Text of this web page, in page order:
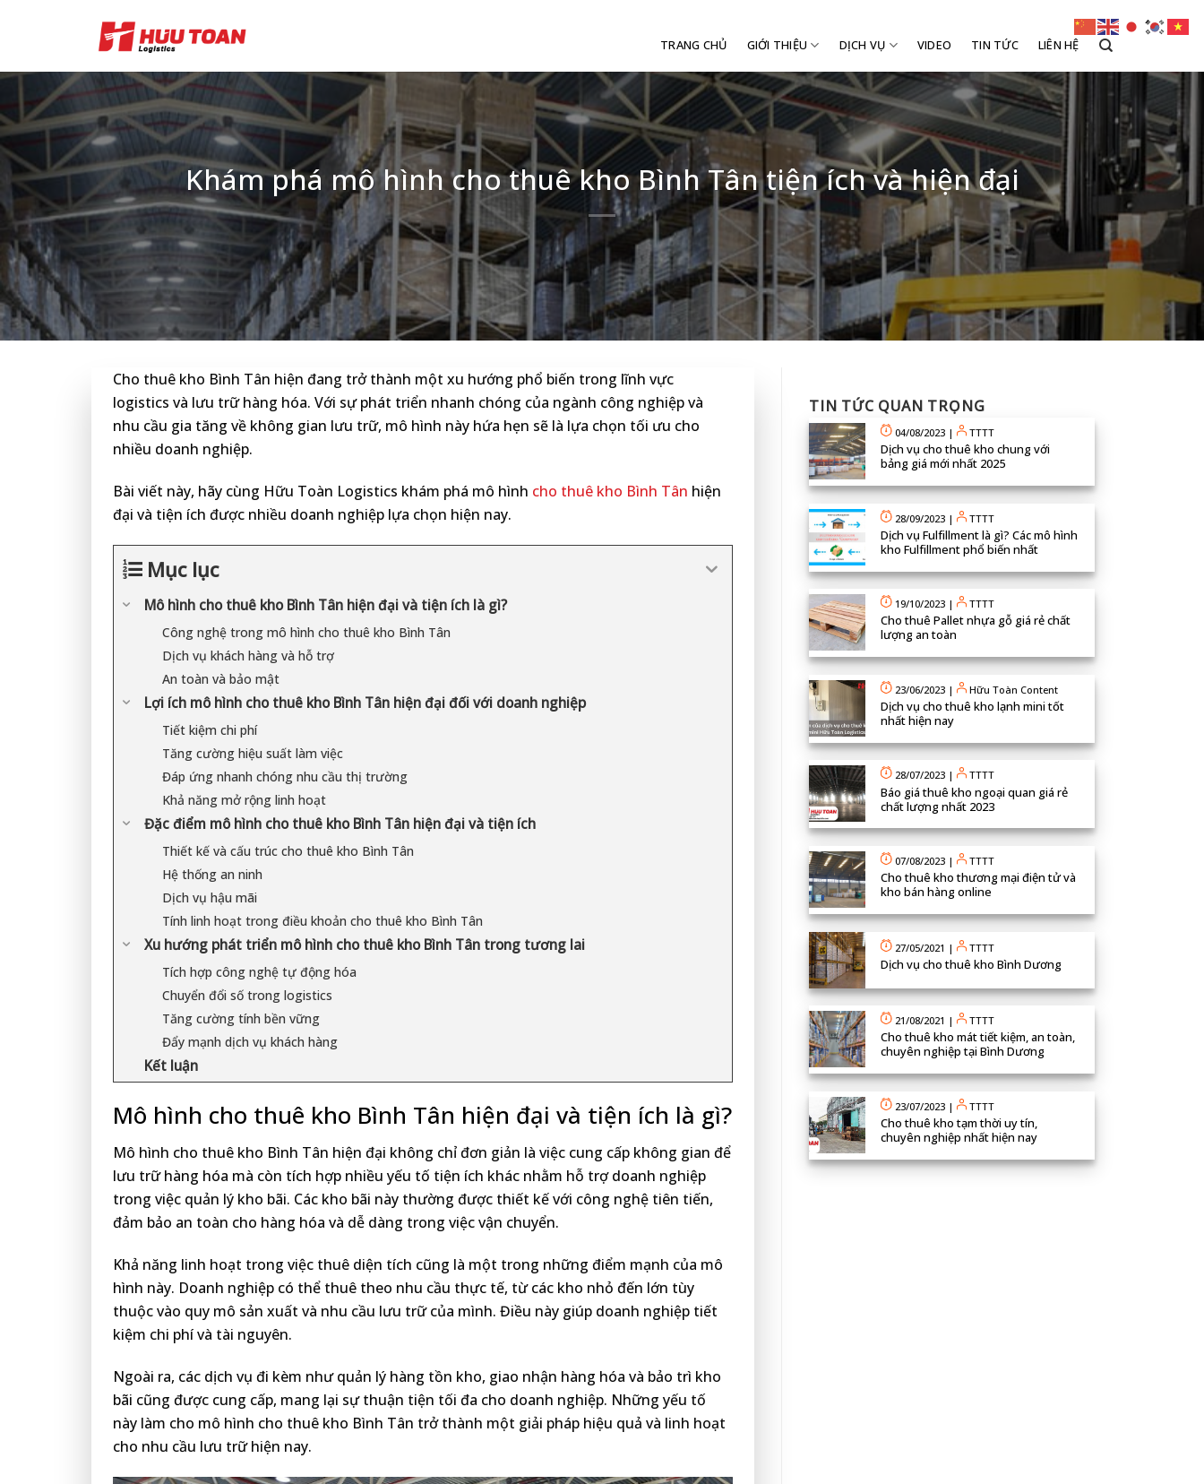
TRANG CHỦ GIỚI THIỆU DỊCH VỤ VIDEO TIN TỨC LIÊN HỆ
Khám phá mô hình cho thuê kho Bình Tân tiện ích và hiện đại
Cho thuê kho Bình Tân hiện đang trở thành một xu hướng phổ biến trong lĩnh vực
logistics và lưu trữ hàng hóa. Với sự phát triển nhanh chóng của ngành công nghiệp và
nhu cầu gia tăng về không gian lưu trữ, mô hình này hứa hẹn sẽ là lựa chọn tối ưu cho
nhiều doanh nghiệp.
Bài viết này, hãy cùng Hữu Toàn Logistics khám phá mô hình cho thuê kho Bình Tân hiện
đại và tiện ích được nhiều doanh nghiệp lựa chọn hiện nay.
Mục lục
Mô hình cho thuê kho Bình Tân hiện đại và tiện ích là gì?
Công nghệ trong mô hình cho thuê kho Bình Tân
Dịch vụ khách hàng và hỗ trợ
An toàn và bảo mật
Lợi ích mô hình cho thuê kho Bình Tân hiện đại đối với doanh nghiệp
Tiết kiệm chi phí
Tăng cường hiệu suất làm việc
Đáp ứng nhanh chóng nhu cầu thị trường
Khả năng mở rộng linh hoạt
Đặc điểm mô hình cho thuê kho Bình Tân hiện đại và tiện ích
Thiết kế và cấu trúc cho thuê kho Bình Tân
Hệ thống an ninh
Dịch vụ hậu mãi
Tính linh hoạt trong điều khoản cho thuê kho Bình Tân
Xu hướng phát triển mô hình cho thuê kho Bình Tân trong tương lai
Tích hợp công nghệ tự động hóa
Chuyển đổi số trong logistics
Tăng cường tính bền vững
Đẩy mạnh dịch vụ khách hàng
Kết luận
Mô hình cho thuê kho Bình Tân hiện đại và tiện ích là gì?
Mô hình cho thuê kho Bình Tân hiện đại không chỉ đơn giản là việc cung cấp không gian để
lưu trữ hàng hóa mà còn tích hợp nhiều yếu tố tiện ích khác nhằm hỗ trợ doanh nghiệp
trong việc quản lý kho bãi. Các kho bãi này thường được thiết kế với công nghệ tiên tiến,
đảm bảo an toàn cho hàng hóa và dễ dàng trong việc vận chuyển.
Khả năng linh hoạt trong việc thuê diện tích cũng là một trong những điểm mạnh của mô
hình này. Doanh nghiệp có thể thuê theo nhu cầu thực tế, từ các kho nhỏ đến lớn tùy
thuộc vào quy mô sản xuất và nhu cầu lưu trữ của mình. Điều này giúp doanh nghiệp tiết
kiệm chi phí và tài nguyên.
Ngoài ra, các dịch vụ đi kèm như quản lý hàng tồn kho, giao nhận hàng hóa và bảo trì kho
bãi cũng được cung cấp, mang lại sự thuận tiện tối đa cho doanh nghiệp. Những yếu tố
này làm cho mô hình cho thuê kho Bình Tân trở thành một giải pháp hiệu quả và linh hoạt
cho nhu cầu lưu trữ hiện nay.
TIN TỨC QUAN TRỌNG
04/08/2023 | TTTT
Dịch vụ cho thuê kho chung với
bảng giá mới nhất 2025
28/09/2023 | TTTT
Dịch vụ Fulfillment là gì? Các mô hình
kho Fulfillment phổ biến nhất
19/10/2023 | TTTT
Cho thuê Pallet nhựa gỗ giá rẻ chất
lượng an toàn
23/06/2023 | Hữu Toàn Content
Dịch vụ cho thuê kho lạnh mini tốt
nhất hiện nay
28/07/2023 | TTTT
Báo giá thuê kho ngoại quan giá rẻ
chất lượng nhất 2023
07/08/2023 | TTTT
Cho thuê kho thương mại điện tử và
kho bán hàng online
27/05/2021 | TTTT
Dịch vụ cho thuê kho Bình Dương
21/08/2021 | TTTT
Cho thuê kho mát tiết kiệm, an toàn,
chuyên nghiệp tại Bình Dương
23/07/2023 | TTTT
Cho thuê kho tạm thời uy tín,
chuyên nghiệp nhất hiện nay